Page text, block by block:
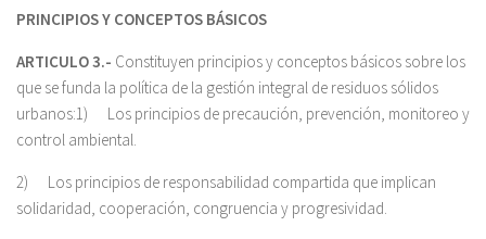
PRINCIPIOS Y CONCEPTOS BÁSICOS
ARTICULO 3.- Constituyen principios y conceptos básicos sobre los
que se funda la política de la gestión integral de residuos sólidos
urbanos:1) Los principios de precaución, prevención, monitoreo y
control ambiental.
2) Los principios de responsabilidad compartida que implican
solidaridad, cooperación, congruencia y progresividad.